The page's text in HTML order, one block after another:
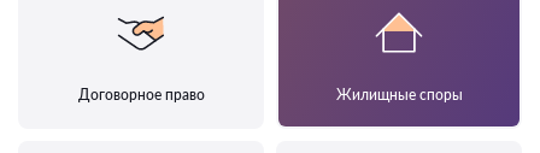
Договорное право Жилищные споры